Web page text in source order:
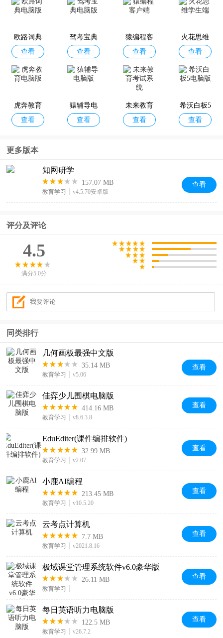
欧路词典
电脑版
查看
驾考宝典
电脑版
查看
猿编程客
户端
查看
火花思维
学生端
查看
虎奔教育
电脑版
查看
猿辅导电
脑版
查看
未来教育
考试系统
查看
希沃白板5
电脑版
查看
更多版本
知网研学
157.07 MB
教育学习 v4.5.70安卓版
查看
评分及评论
4.5
满分5.0分
同类排行
几何画板最强中文版
35.14 MB
教育学习 v5.06
查看
佳弈少儿围棋电脑版
414.16 MB
教育学习 v8.6.3.8
查看
EduEditer(课件编排软件)
32.99 MB
教育学习 v2.07
查看
小鹿AI编程
213.45 MB
教育学习 v10.5.20
查看
云考点计算机
7.7 MB
教育学习 v2021.8.16
查看
极域课堂管理系统软件v6.0豪华版
26.11 MB
教育学习
查看
每日英语听力电脑版
122.5 MB
教育学习 v26.7.2
查看